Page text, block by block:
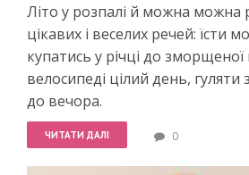
Літо у розпалі й можна можна
цікавих і веселих речей: їсти
купатись у річці до зморщеної
велосипеді цілий день, гуляти
до вечора.
ЧИТАТИ ДАЛІ 0